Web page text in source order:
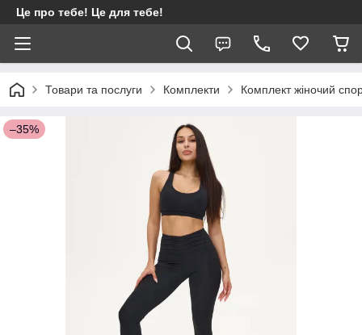
Це про тебе! Це для тебе!
Товари та послуги Комплекти Комплект жіночий
–35%